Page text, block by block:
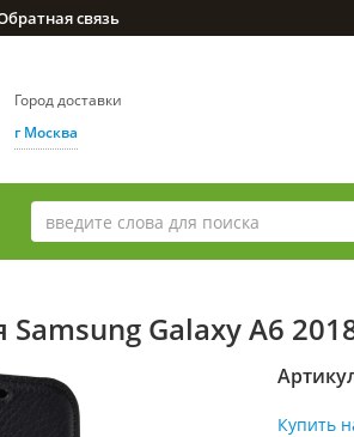
связь
Город доставки
г Москва
Galaxy A6
Купить